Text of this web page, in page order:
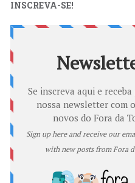
INSCREVA-SE!